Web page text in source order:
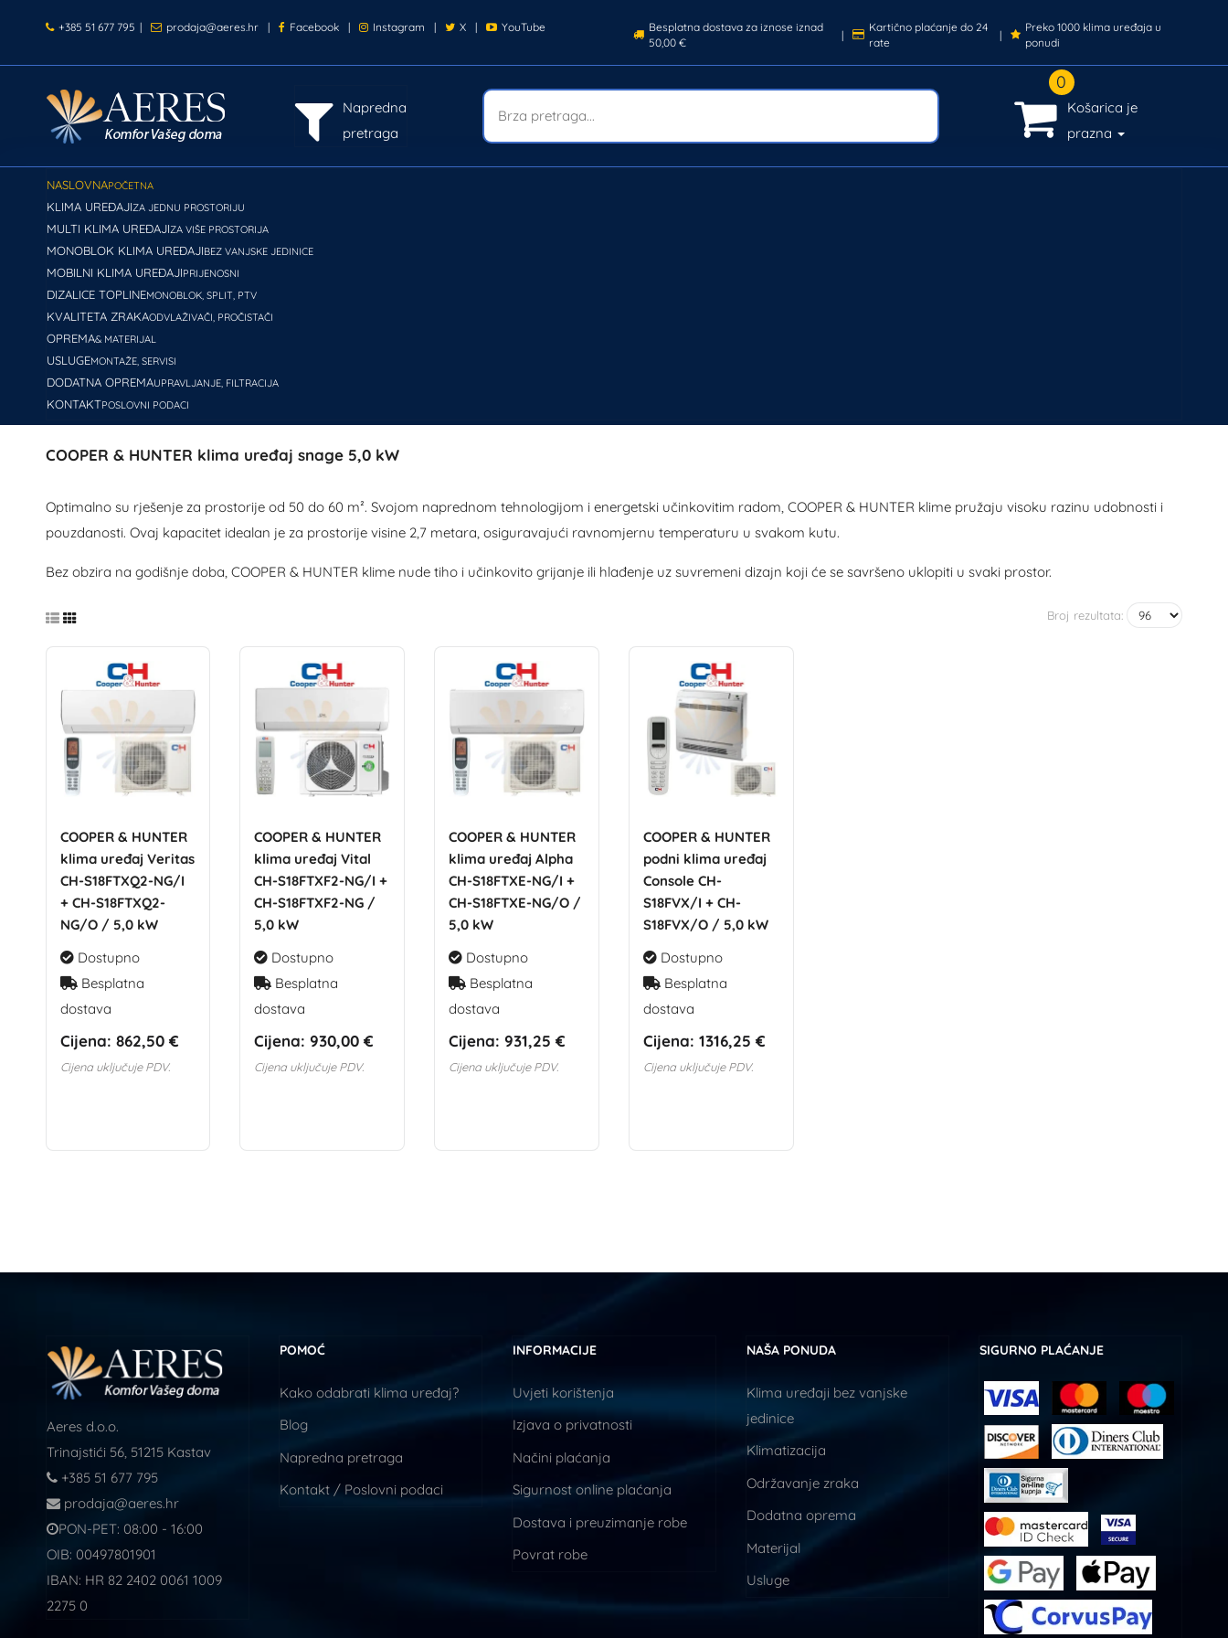
+385 51 677 795 | prodaja@aeres.hr | Facebook | Instagram | X | YouTube
Besplatna dostava za iznose iznad
50,00 €
|
Kartično plaćanje do 24
rate
|
Preko 1000 klima uređaja u
ponudi
Napredna
pretraga
0
Košarica je
prazna
NASLOVNAPOČETNA
KLIMA UREĐAJIZA JEDNU PROSTORIJU
MULTI KLIMA UREĐAJIZA VIŠE PROSTORIJA
MONOBLOK KLIMA UREĐAJIBEZ VANJSKE JEDINICE
MOBILNI KLIMA UREĐAJIPRIJENOSNI
DIZALICE TOPLINEMONOBLOK, SPLIT, PTV
KVALITETA ZRAKAODVLAŽIVAČI, PROČISTAČI
OPREMA& MATERIJAL
USLUGEMONTAŽE, SERVISI
DODATNA OPREMAUPRAVLJANJE, FILTRACIJA
KONTAKTPOSLOVNI PODACI
COOPER & HUNTER klima uređaj snage 5,0 kW
Optimalno su rješenje za prostorije od 50 do 60 m². Svojom naprednom tehnologijom i energetski učinkovitim radom, COOPER & HUNTER klime pružaju visoku razinu udobnosti i
pouzdanosti. Ovaj kapacitet idealan je za prostorije visine 2,7 metara, osiguravajući ravnomjernu temperaturu u svakom kutu.
Bez obzira na godišnje doba, COOPER & HUNTER klime nude tiho i učinkovito grijanje ili hlađenje uz suvremeni dizajn koji će se savršeno uklopiti u svaki prostor.
Broj rezultata:
COOPER & HUNTER
klima uređaj Veritas
CH-S18FTXQ2-NG/I
+ CH-S18FTXQ2-
NG/O / 5,0 kW
Dostupno
Besplatna
dostava
Cijena: 862,50 €
Cijena uključuje PDV.
COOPER & HUNTER
klima uređaj Vital
CH-S18FTXF2-NG/I +
CH-S18FTXF2-NG /
5,0 kW
Dostupno
Besplatna
dostava
Cijena: 930,00 €
Cijena uključuje PDV.
COOPER & HUNTER
klima uređaj Alpha
CH-S18FTXE-NG/I +
CH-S18FTXE-NG/O /
5,0 kW
Dostupno
Besplatna
dostava
Cijena: 931,25 €
Cijena uključuje PDV.
COOPER & HUNTER
podni klima uređaj
Console CH-
S18FVX/I + CH-
S18FVX/O / 5,0 kW
Dostupno
Besplatna
dostava
Cijena: 1316,25 €
Cijena uključuje PDV.
Aeres d.o.o.
Trinajstići 56, 51215 Kastav
+385 51 677 795
prodaja@aeres.hr
PON-PET: 08:00 - 16:00
OIB: 00497801901
IBAN: HR 82 2402 0061 1009
2275 0
POMOĆ
Kako odabrati klima uređaj?
Blog
Napredna pretraga
Kontakt / Poslovni podaci
INFORMACIJE
Uvjeti korištenja
Izjava o privatnosti
Načini plaćanja
Sigurnost online plaćanja
Dostava i preuzimanje robe
Povrat robe
NAŠA PONUDA
Klima uređaji bez vanjske
jedinice
Klimatizacija
Održavanje zraka
Dodatna oprema
Materijal
Usluge
SIGURNO PLAĆANJE